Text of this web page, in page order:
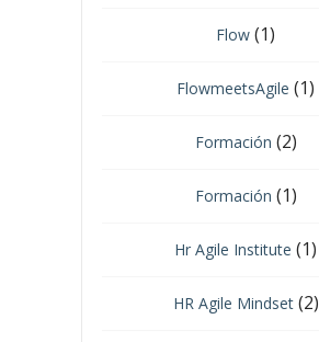
Flow (1)
FlowmeetsAgile (1)
Formación (2)
Formación (1)
Hr Agile Institute (1)
HR Agile Mindset(2)